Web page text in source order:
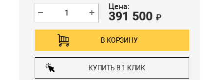
Цена:
391 500 ₽
В КОРЗИНУ
КУПИТЬ В 1 КЛИК